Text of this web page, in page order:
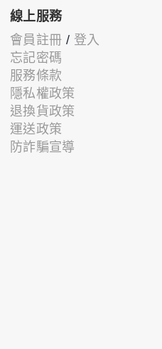
線上服務
會員註冊 / 登入
忘記密碼
服務條款
隱私權政策
退換貨政策
運送政策
防詐騙宣導